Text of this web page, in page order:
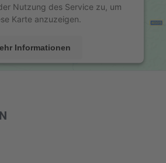
Nutzung des Service zu, um
Karte anzuzeigen.
Informationen